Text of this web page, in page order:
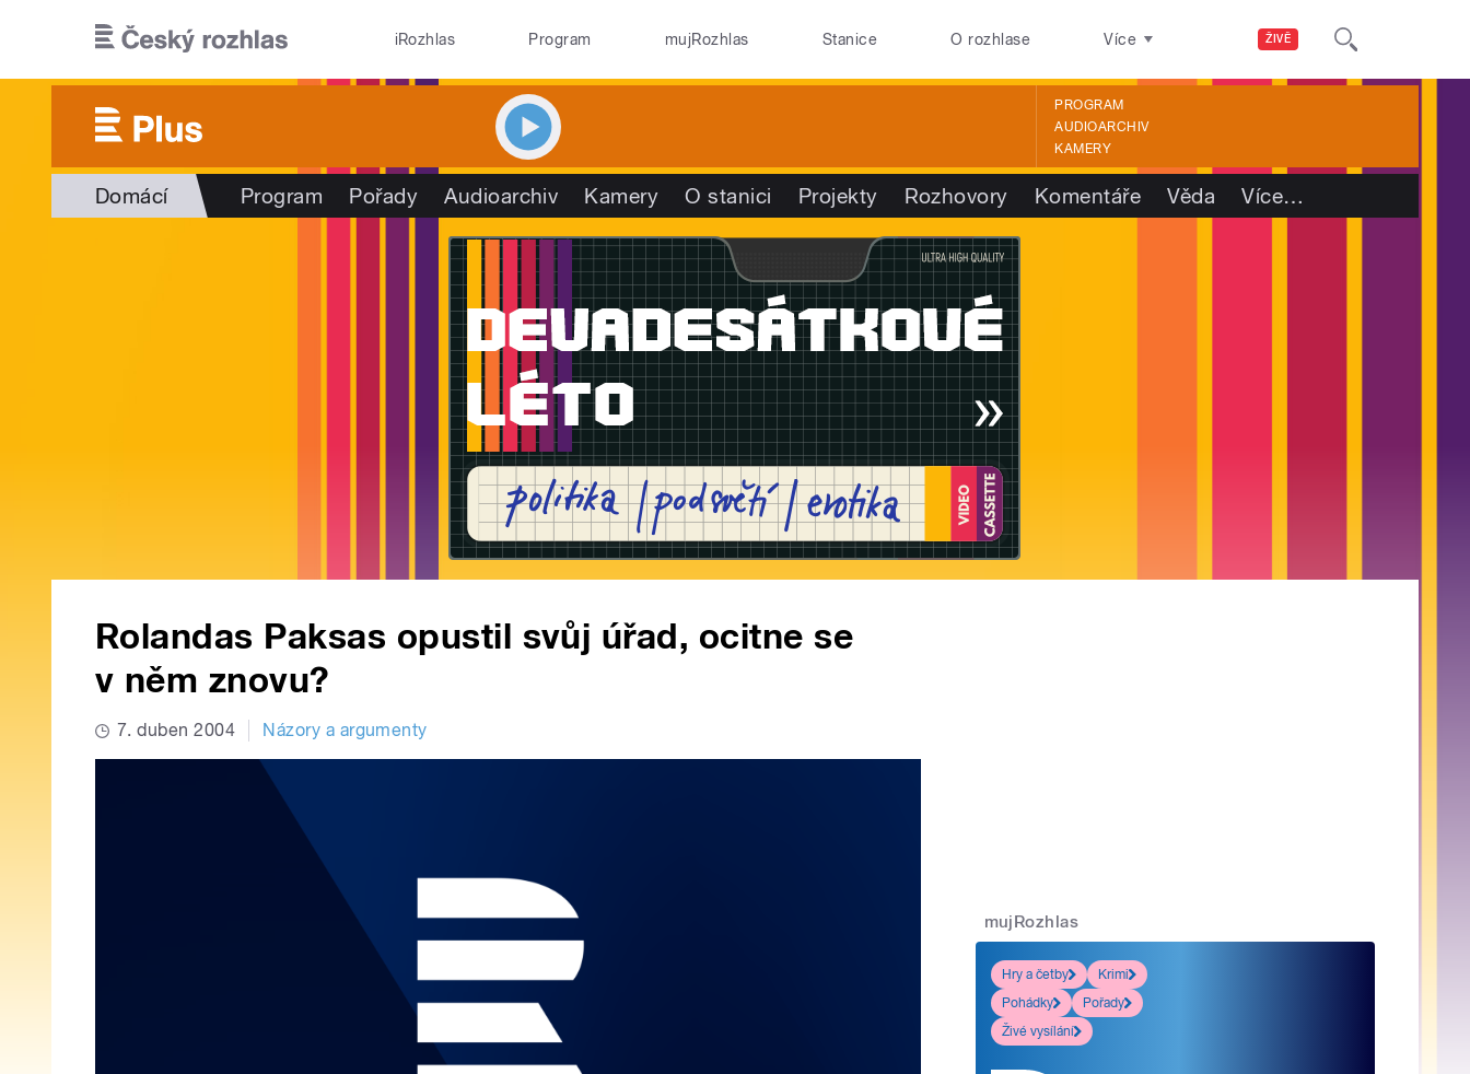
ŽIVĚ
iRozhlas Program mujRozhlas Stanice O rozhlase Více
PROGRAM
AUDIOARCHIV
KAMERY
Domácí Program Pořady Audioarchiv Kamery O stanici Projekty Rozhovory Komentáře Věda Více…
Rolandas Paksas opustil svůj úřad, ocitne se
v něm znovu?
7. duben 2004 Názory a argumenty
mujRozhlas
Hry a četby
Krimi
Pohádky
Pořady
Živé vysílání